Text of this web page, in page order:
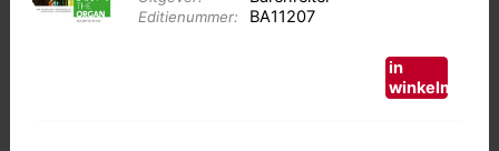
gekozen
Editienummer: BA11207
in
winkelmand